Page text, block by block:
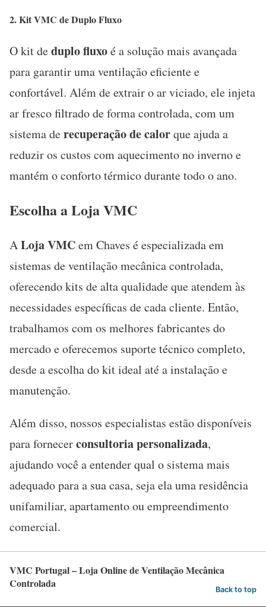
2.Kit VMC de Duplo Fluxo
O kit deduplo fluxoé a solução mais avançada
para garantir uma ventilação eficiente e
confortável. Além de extrair o ar viciado, ele injeta
ar fresco filtrado de forma controlada, com um
sistema derecuperação de calorque ajuda a
reduzir os custos com aquecimento no inverno e
mantém o conforto térmico durante todo o ano.
Escolha a Loja VMC
ALoja VMCem Chaves é especializada em
sistemas de ventilação mecânica controlada,
oferecendo kits de alta qualidade que atendem às
necessidades específicas de cada cliente. Então,
trabalhamos com os melhores fabricantes do
mercado e oferecemos suporte técnico completo,
desde a escolha do kit ideal até a instalação e
manutenção.
Além disso, nossos especialistas estão disponíveis
para fornecerconsultoria personalizada,
ajudando você a entender qual o sistema mais
adequado para a sua casa, seja ela uma residência
unifamiliar, apartamento ou empreendimento
comercial.
VMC Portugal – Loja Online de Ventilação Mecânica
Controlada
Back to top